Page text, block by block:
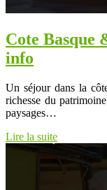
Cote Basque
info
Un séjour dans la
richesse du
paysages…
Lire la suite